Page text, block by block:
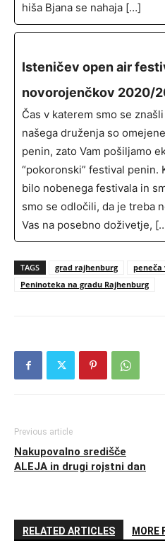
hiša Bjana se nahaja […]
Isteničev open air
novorojenčkov 2020/
Čas v katerem smo se
našega druženja so
penin, zato Vam pošiljamo
“pokoronski” festival penin.
bilo nobenega festivala in
smo se odločili, da je treba
Vas na posebno doživetje,
TAGS grad rajhenburg peneča
Peninoteka na gradu Rajhenburg
Previous article
Nakupovalno središče
ALEJA in drugi rojstni dan
RELATED ARTICLES MORE